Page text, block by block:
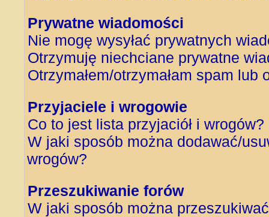
Prywatne wiadomości
Nie mogę wysyłać prywatnych
Otrzymuję niechciane prywatne
Otrzymałem/otrzymałam spam
Przyjaciele i wrogowie
Co to jest lista przyjaciół i wrogów?
W jaki sposób można dodawać/
wrogów?
Przeszukiwanie forów
W jaki sposób można